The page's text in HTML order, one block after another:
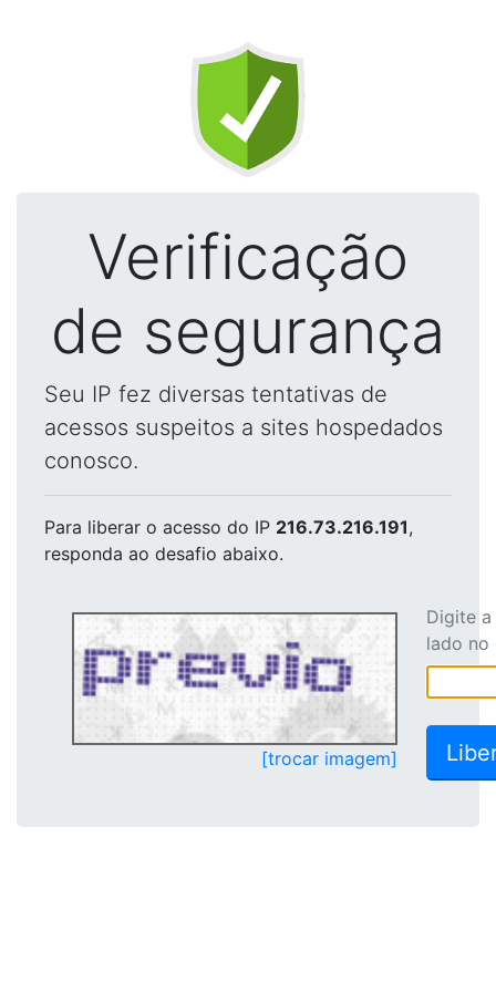
Verificação
de segurança
Seu IP fez diversas tentativas de
acessos suspeitos a sites hospedados
conosco.
Para liberar o acesso do IP 216.73.216.191,
responda ao desafio abaixo.
[trocar imagem]
Digite
lado no